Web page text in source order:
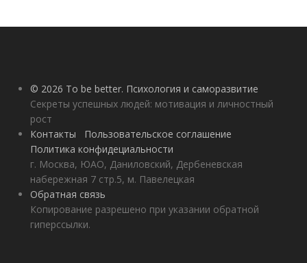
© 2026 To be better. Психология и саморазвитие
Секреты успешных людей: мотивация и личностный
рост
Контакты
Пользовательское соглашение
Политика конфидециальности
г. Москва, ЮАО, Даниловский, Дербеневская
набережная 7 стр.5, м. Павелецкая
Обратная связь
Копирование разрешено при указании обратной
гиперссылки.